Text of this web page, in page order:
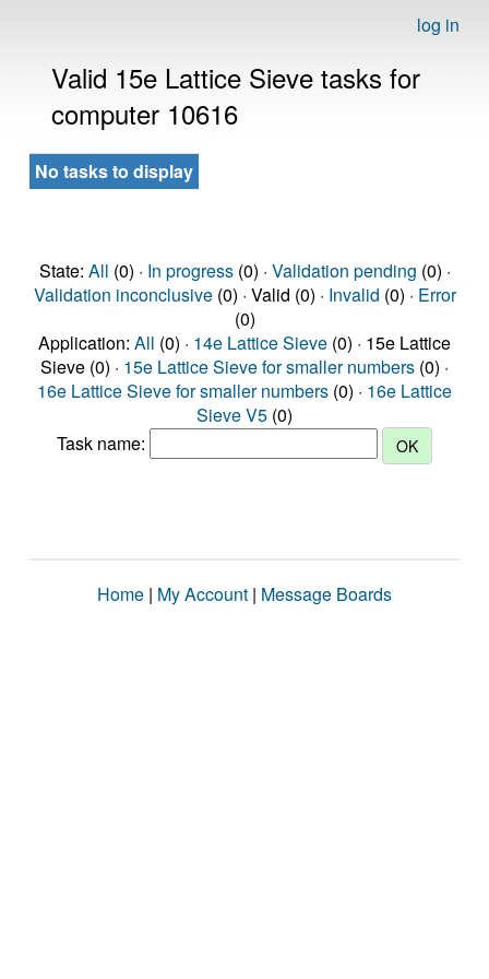
log in
Valid 15e Lattice Sieve tasks for
computer 10616
No tasks to display
State: All (0) · In progress(0) · Validation pending (0) ·
Validation inconclusive(0) · Valid (0) · Invalid (0) · Error
(0)
Application: All (0) · 14e Lattice Sieve (0) · 15e Lattice
Sieve (0) · 15e Lattice Sieve for smaller numbers (0) ·
16e Lattice Sieve for smaller numbers (0) · 16e Lattice
Sieve V5 (0)
Task name:
Home | My Account | Message Boards